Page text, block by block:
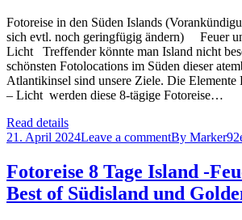
Fotoreise in den Süden Islands
sich evtl. noch geringfügig ändern) Feuer
Licht Treffender könnte man Island nicht
schönsten Fotolocations im Süden dieser
Atlantikinsel sind unsere Ziele. Die Elemente
– Licht werden diese 8-tägige Fotoreise…
Read details
21. April 2024Leave a commentBy
Fotoreise 8 Tage Island -
Best of Südisland und